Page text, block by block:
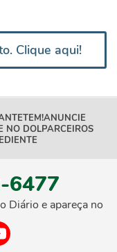
Clique aqui!
TEM!ANUNCIE
NO DOLPARCEIROS
6477
Diário e apareça no